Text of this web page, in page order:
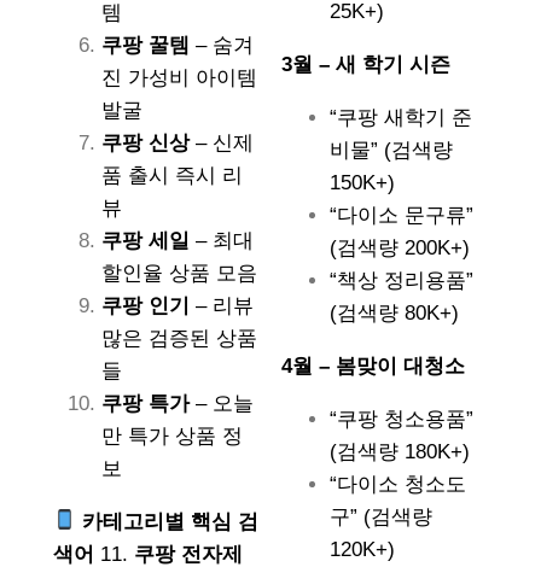
템
쿠팡 꿀템 – 숨겨
진 가성비 아이템
발굴
쿠팡 신상– 신제
품 출시 즉시 리
뷰
쿠팡 세일 – 최대
할인율 상품 모음
쿠팡 인기
– 리뷰
많은 검증된 상품
들
쿠팡 특가– 오늘
만 특가 상품 정
보
카테고리별 핵심 검
색어 11. 쿠팡 전자제
25K+)
3월 – 새 학기 시즌
“쿠팡 새학기 준
비물” (검색량
150K+)
“다이소 문구류”
(검색량 200K+)
“책상 정리용품”
(검색량 80K+)
4월 – 봄맞이 대청소
“쿠팡 청소용품”
(검색량 180K+)
“다이소 청소도
구” (검색량
120K+)